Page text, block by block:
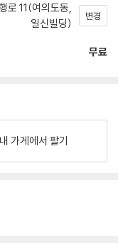
로 11(여의도동,
일신빌딩)
변경
무료
내 가게에서 팔기